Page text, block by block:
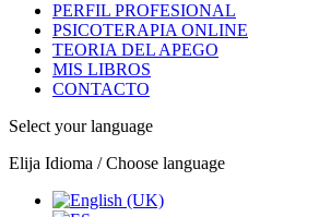
PERFIL PROFESIONAL
PSICOTERAPIA ONLINE
TEORIA DEL APEGO
MIS LIBROS
CONTACTO
Select your language
Elija Idioma / Choose language